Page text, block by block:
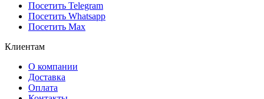
Посетить Telegram
Посетить Whatsapp
Посетить Max
Клиентам
О компании
Доставка
Оплата